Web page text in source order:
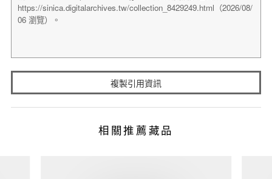
複製引用資訊
相關推薦藏品